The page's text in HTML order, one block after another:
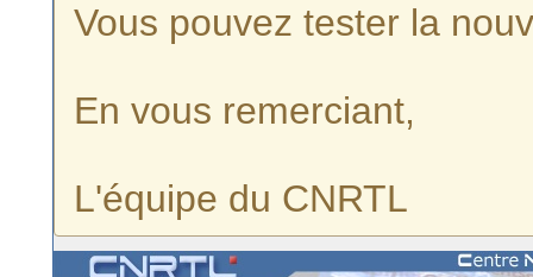
Vous pouvez tester la
En vous remerciant,
L'équipe du CNRTL